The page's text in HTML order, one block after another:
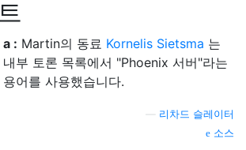
a : Martin의 동료 Kornelis Sietsma 는
내부 토론 목록에서 "Phoenix 서버"라는
용어를 사용했습니다.
리차드 슬레이터
소스